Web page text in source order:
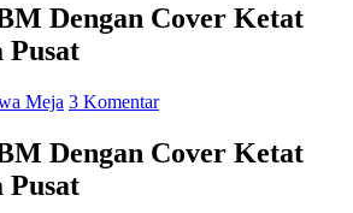
Dengan Cover Ketat
Meja 3 Komentar
Dengan Cover Ketat